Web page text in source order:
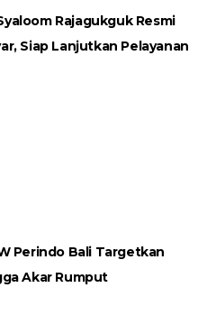
Rajagukguk Resmi
Siap Lanjutkan Pelayanan
Perindo Bali Targetkan
Akar Rumput